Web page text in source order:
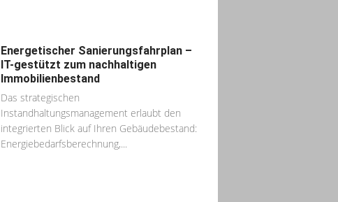
Energetischer Sanierungsfahrplan –
IT-gestützt zum nachhaltigen
Immobilienbestand
Das strategischen
Instandhaltungsmanagement erlaubt den
integrierten Blick auf Ihren Gebäudebestand:
Energiebedarfsberechnung,...